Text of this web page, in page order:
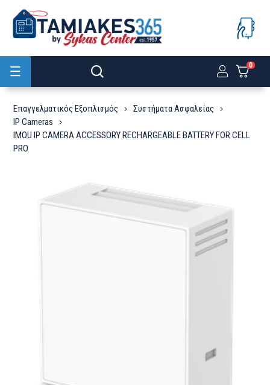
0
Επαγγελματικός Εξοπλισμός
Συστήματα Ασφαλείας
IP Cameras
IMOU IP CAMERA ACCESSORY RECHARGEABLE BATTERY FOR CELL
PRO